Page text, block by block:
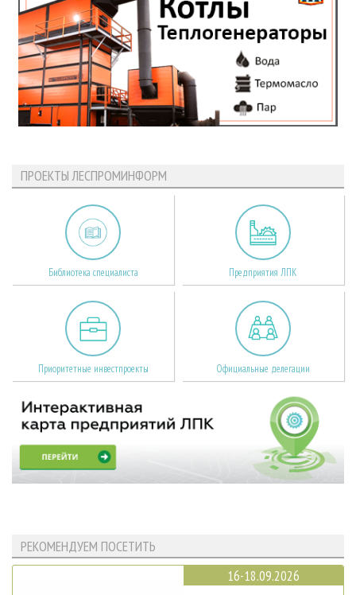
ПРОЕКТЫ ЛЕСПРОМИНФОРМ
Библиотека специалиста Предприятия ЛПК
Приоритетные инвестпроекты Официальные делегации
РЕКОМЕНДУЕМ ПОСЕТИТЬ
16-18.09.2026